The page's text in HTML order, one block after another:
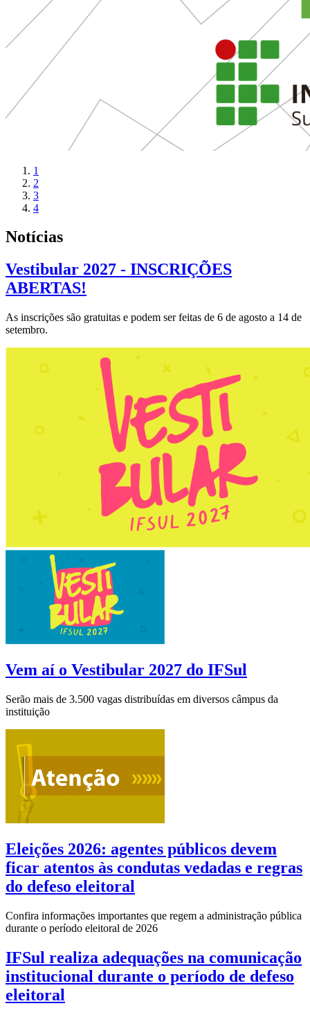
1
2
3
4
Notícias
Vestibular 2027 - INSCRIÇÕES
ABERTAS!
As inscrições são gratuitas e podem ser feitas de 6 de agosto a 14 de
setembro.
Vem aí o Vestibular 2027 do IFSul
Serão mais de 3.500 vagas distribuídas em diversos câmpus da
instituição
Eleições 2026: agentes públicos devem
ficar atentos às condutas vedadas e regras
do defeso eleitoral
Confira informações importantes que regem a administração pública
durante o período eleitoral de 2026
IFSul realiza adequações na comunicação
institucional durante o período de defeso
eleitoral